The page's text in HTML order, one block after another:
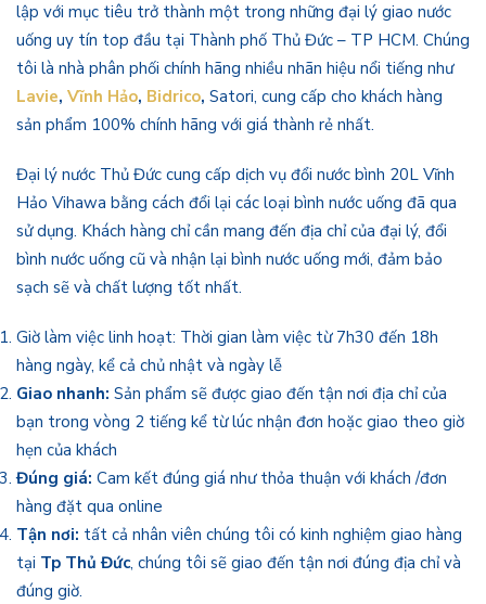
lập với mục tiêu trở thành một trong những đại lý giao nước
uống uy tín top đầu tại Thành phố Thủ Đức – TP HCM. Chúng
tôi là nhà phân phối chính hãng nhiều nhãn hiệu nổi tiếng như
Lavie, Vĩnh Hảo, Bidrico, Satori, cung cấp cho khách hàng
sản phẩm 100% chính hãng với giá thành rẻ nhất.
Đại lý nước Thủ Đức cung cấp dịch vụ đổi nước bình 20L Vĩnh
Hảo Vihawa bằng cách đổi lại các loại bình nước uống đã qua
sử dụng. Khách hàng chỉ cần mang đến địa chỉ của đại lý, đổi
bình nước uống cũ và nhận lại bình nước uống mới, đảm bảo
sạch sẽ và chất lượng tốt nhất.
Giờ làm việc linh hoạt: Thời gian làm việc từ 7h30 đến 18h
hàng ngày, kể cả chủ nhật và ngày lễ
Giao nhanh: Sản phẩm sẽ được giao đến tận nơi địa chỉ của
bạn trong vòng 2 tiếng kể từ lúc nhận đơn hoặc giao theo giờ
hẹn của khách
Đúng giá: Cam kết đúng giá như thỏa thuận với khách /đơn
hàng đặt qua online
Tận nơi: tất cả nhân viên chúng tôi có kinh nghiệm giao hàng
tại Tp Thủ Đức, chúng tôi sẽ giao đến tận nơi đúng địa chỉ và
đúng giờ.